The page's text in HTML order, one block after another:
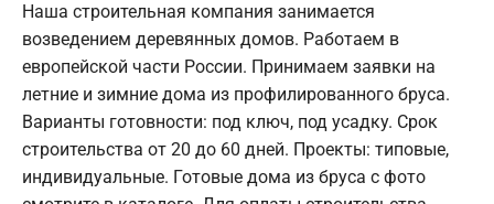
Наша строительная компания занимается
возведением деревянных домов. Работаем в
европейской части России. Принимаем заявки на
летние и зимние дома из профилированного бруса.
Варианты готовности: под ключ, под усадку. Срок
строительства от 20 до 60 дней. Проекты: типовые,
индивидуальные. Готовые дома из бруса с фото